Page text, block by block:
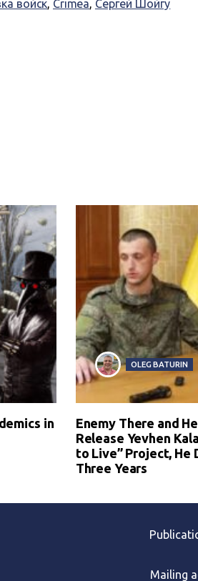
войск, Crimea, Сергей Шойгу
in
OLEG BATURIN
Enemy There and
Release Yevhen
to Live” Project, He
Three Years
Mailing